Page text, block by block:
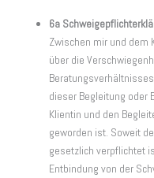
6a
Zwischen mir und dem
über die
dieser Begleitung oder
Klientin und den
geworden ist. Soweit
gesetzlich verpflichtet
Entbindung von der